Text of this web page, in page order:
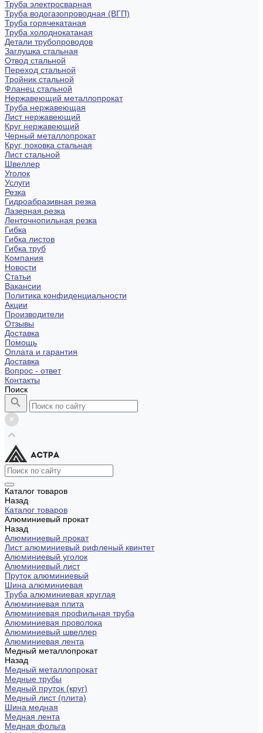
Труба электросварная
Труба водогазопроводная (ВГП)
Труба горячекатаная
Труба холоднокатаная
Детали трубопроводов
Заглушка стальная
Отвод стальной
Переход стальной
Тройник стальной
Фланец стальной
Нержавеющий металлопрокат
Труба нержавеющая
Лист нержавеющий
Круг нержавеющий
Черный металлопрокат
Круг, поковка стальная
Лист стальной
Швеллер
Уголок
Услуги
Резка
Гидроабразивная резка
Лазерная резка
Ленточнопильная резка
Гибка
Гибка листов
Гибка труб
Компания
Новости
Статьи
Вакансии
Политика конфиденциальности
Акции
Производители
Отзывы
Доставка
Помощь
Оплата и гарантия
Доставка
Вопрос - ответ
Контакты
Поиск
Каталог товаров
Назад
Каталог товаров
Алюминиевый прокат
Назад
Алюминиевый прокат
Лист алюминиевый рифленый квинтет
Алюминиевый уголок
Алюминиевый лист
Пруток алюминиевый
Шина алюминиевая
Труба алюминиевая круглая
Алюминиевая плита
Алюминиевая профильная труба
Алюминиевая проволока
Алюминиевый швеллер
Алюминиевая лента
Медный металлопрокат
Назад
Медный металлопрокат
Медные трубы
Медный пруток (круг)
Медный лист (плита)
Шина медная
Медная лента
Медная фольга